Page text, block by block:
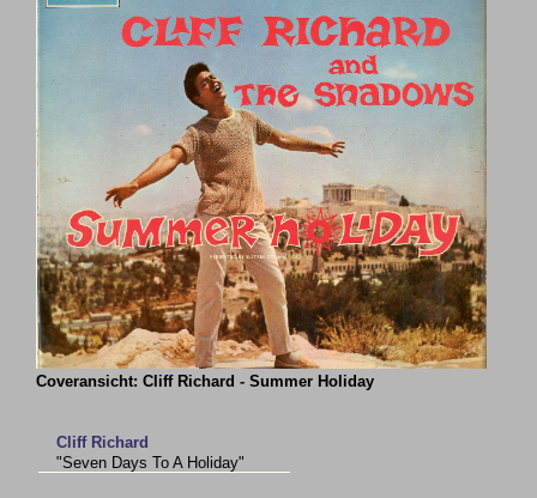
Coveransicht: Cliff Richard - Summer Holiday
Cliff Richard
"Seven Days To A Holiday"